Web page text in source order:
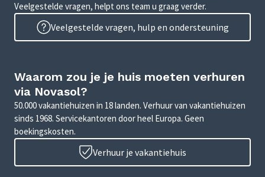
Veelgestelde vragen, helpt ons team u graag verder.
Veelgestelde vragen, hulp en ondersteuning
Waarom zou je je huis moeten verhuren
via Novasol?
50.000 vakantiehuizen in 18 landen. Verhuur van vakantiehuizen
sinds 1968. Servicekantoren door heel Europa. Geen
boekingskosten.
Verhuur je vakantiehuis